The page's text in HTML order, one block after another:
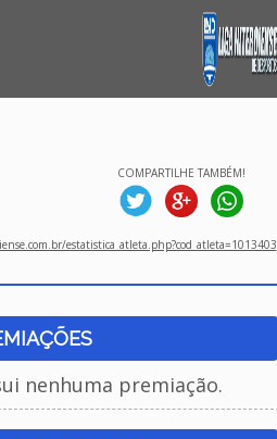
COMPARTILHE TAMBÉM!
estatistica_atleta.php?cod_atleta=1013403
nenhuma premiação.